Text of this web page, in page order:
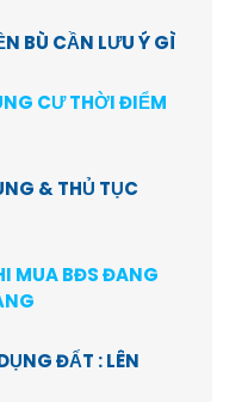
BÙ CẦN LƯU Ý GÌ
CƯ THỜI ĐIỂM
& THỦ TỤC
MUA BĐS ĐANG
ĐẤT : LÊN